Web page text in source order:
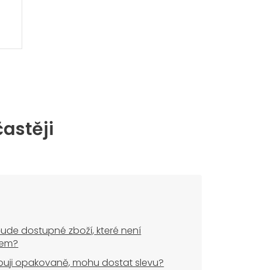
dostupné zboží, které není
opakovaně, mohu dostat slevu?